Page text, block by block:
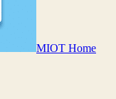
MIOT Home